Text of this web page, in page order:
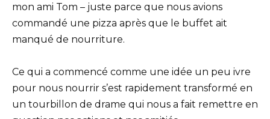
mon ami Tom – juste parce que nous avions
commandé une pizza après que le buffet ait
manqué de nourriture.
Ce qui a commencé comme une idée un peu ivre
pour nous nourrir s’est rapidement transformé en
un tourbillon de drame qui nous a fait remettre en